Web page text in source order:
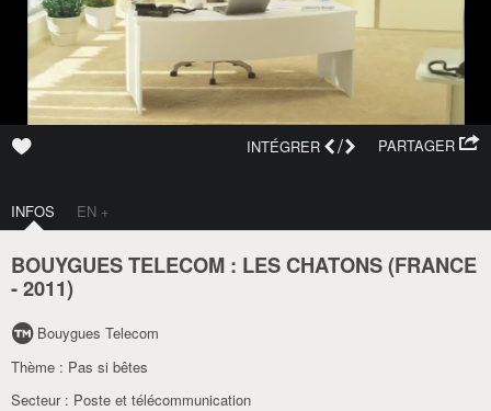
PARTAGER
INTÉGRER /
INFOS EN +
BOUYGUES TELECOM : LES CHATONS (FRANCE
-2011)
Bouygues Telecom
Thème : Pas si bêtes
Secteur : Poste et télécommunication